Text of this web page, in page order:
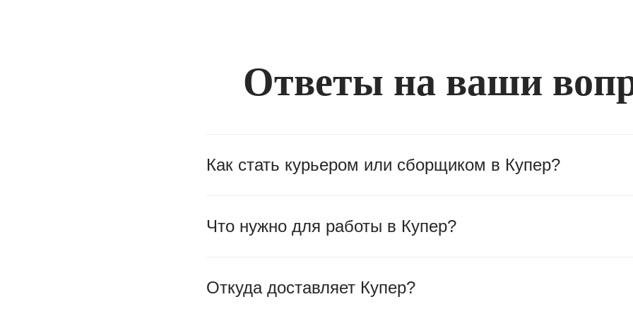
Ответы на ваши
Как стать курьером или сборщиком в Купер?
Что нужно для работы в Купер?
Откуда доставляет Купер?